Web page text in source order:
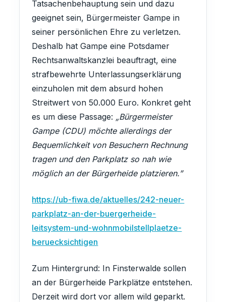
Tatsachenbehauptung sein und dazu
geeignet sein, Bürgermeister Gampe in
seiner persönlichen Ehre zu verletzen.
Deshalb hat Gampe eine Potsdamer
Rechtsanwaltskanzlei beauftragt, eine
strafbewehrte Unterlassungserklärung
einzuholen mit dem absurd hohen
Streitwert von 50.000 Euro. Konkret geht
es um diese Passage: „Bürgermeister
Gampe (CDU) möchte allerdings der
Bequemlichkeit von Besuchern Rechnung
tragen und den Parkplatz so nah wie
möglich an der Bürgerheide platzieren.”
https://ub-fiwa.de/aktuelles/242-neuer-
parkplatz-an-der-buergerheide-
leitsystem-und-wohnmobilstellplaetze-
beruecksichtigen
Zum Hintergrund: In Finsterwalde sollen
an der Bürgerheide Parkplätze entstehen.
Derzeit wird dort vor allem wild geparkt.